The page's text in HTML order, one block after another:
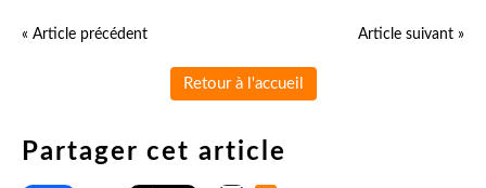
« Article précédent Article suivant »
Retour à l'accueil
Partager cet article